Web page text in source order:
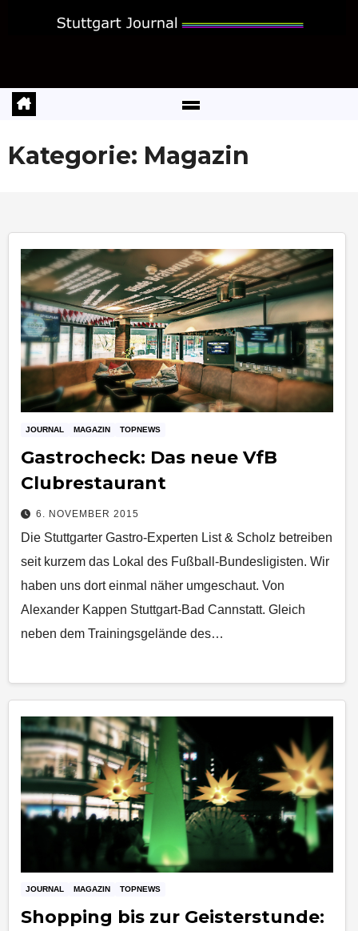
Kategorie: Magazin
JOURNAL MAGAZIN TOPNEWS
Gastrocheck: Das neue VfB
Clubrestaurant
6. NOVEMBER 2015
Die Stuttgarter Gastro-Experten List & Scholz betreiben
seit kurzem das Lokal des Fußball-Bundesligisten. Wir
haben uns dort einmal näher umgeschaut. Von
Alexander Kappen Stuttgart-Bad Cannstatt. Gleich
neben dem Trainingsgelände des…
JOURNAL MAGAZIN TOPNEWS
Shopping bis zur Geisterstunde: